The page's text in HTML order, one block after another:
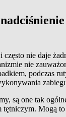
często nie daje
nie
podczas
są one tak
tętniczym. Mogą